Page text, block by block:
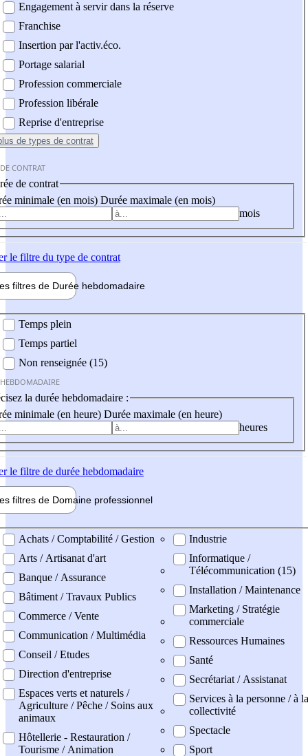
Engagement à servir dans la réserve
Franchise
Insertion par l'activ.éco.
Portage salarial
Profession commerciale
Profession libérale
Reprise d'entreprise
de types de contrat
CONTRAT
de contrat
minimale (en mois) Durée maximale (en mois)
mois
le filtre du type de contrat
filtres de Durée hebdomadaire
Temps plein
Temps partiel
Non renseignée (15)
la durée hebdomadaire :
minimale (en heure) Durée maximale (en heure)
heures
le filtre de durée hebdomadaire
filtres de Domaine professionnel
professionel
Achats / Comptabilité / Gestion
Arts / Artisanat d'art
Banque / Assurance
Bâtiment / Travaux Publics
Commerce / Vente
Communication / Multimédia
Conseil / Etudes
Direction d'entreprise
Espaces verts et naturels /
Agriculture / Pêche / Soins aux
animaux
Hôtellerie - Restauration /
Tourisme / Animation
Industrie
Informatique /
Télécommunication (15)
Installation / Maintenance
Marketing / Stratégie
commerciale
Ressources Humaines
Santé
Secrétariat / Assistanat
Services à la personne / à la
collectivité
Spectacle
Sport